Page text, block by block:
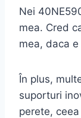
Nei
mea. Cred
mea, daca
În plus,
suporturi
perete,